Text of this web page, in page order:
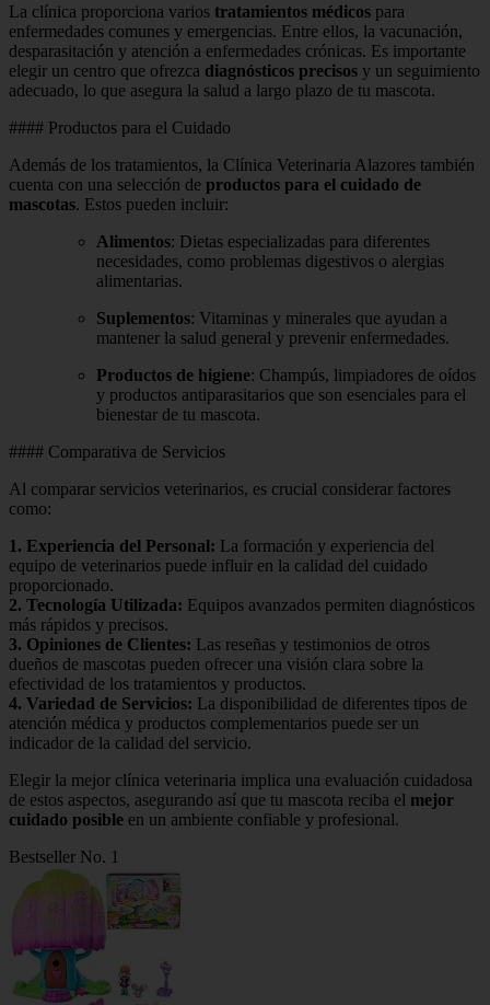
La clínica proporciona varios tratamientos médicos para
enfermedades comunes y emergencias. Entre ellos, la vacunación,
desparasitación y atención a enfermedades crónicas. Es importante
elegir un centro que ofrezca diagnósticos precisos y un seguimiento
adecuado, lo que asegura la salud a largo plazo de tu mascota.
#### Productos para el Cuidado
Además de los tratamientos, la Clínica Veterinaria Alazores también
cuenta con una selección de productos para el cuidado de
mascotas. Estos pueden incluir:
Alimentos: Dietas especializadas para diferentes
necesidades, como problemas digestivos o alergias
alimentarias.
Suplementos: Vitaminas y minerales que ayudan a
mantener la salud general y prevenir enfermedades.
Productos de higiene: Champús, limpiadores de oídos
y productos antiparasitarios que son esenciales para el
bienestar de tu mascota.
#### Comparativa de Servicios
Al comparar servicios veterinarios, es crucial considerar factores
como:
1. Experiencia del Personal: La formación y experiencia del
equipo de veterinarios puede influir en la calidad del cuidado
proporcionado.
2. Tecnología Utilizada: Equipos avanzados permiten diagnósticos
más rápidos y precisos.
3. Opiniones de Clientes: Las reseñas y testimonios de otros
dueños de mascotas pueden ofrecer una visión clara sobre la
efectividad de los tratamientos y productos.
4. Variedad de Servicios: La disponibilidad de diferentes tipos de
atención médica y productos complementarios puede ser un
indicador de la calidad del servicio.
Elegir la mejor clínica veterinaria implica una evaluación cuidadosa
de estos aspectos, asegurando así que tu mascota reciba el mejor
cuidado posible en un ambiente confiable y profesional.
Bestseller No. 1